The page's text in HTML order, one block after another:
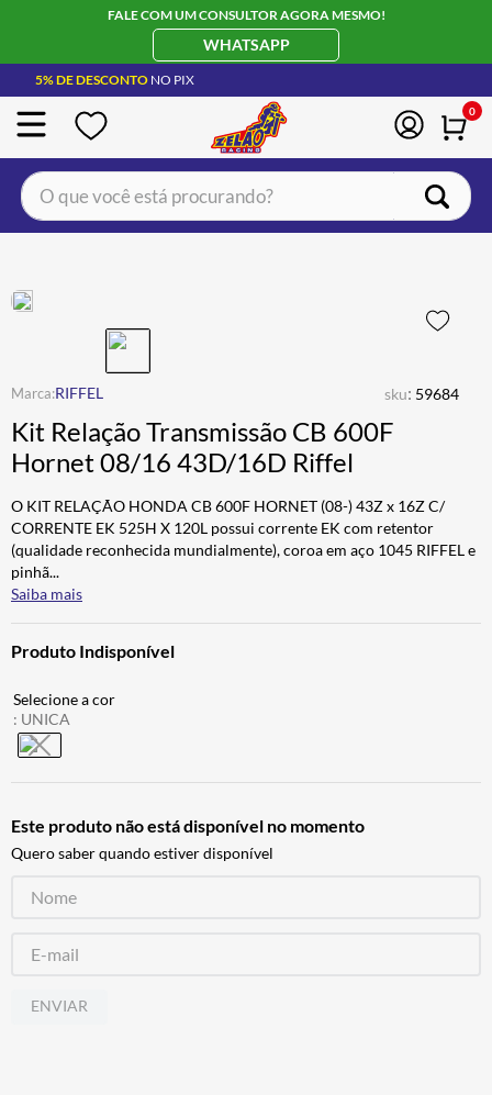
FALE COM UM CONSULTOR AGORA MESMO!
WHATSAPP
5% DE DESCONTO NO PIX
0
O que você está procurando?
RIFFEL sku: 59684
Kit Relação Transmissão CB 600F
Hornet 08/16 43D/16D Riffel
O KIT RELAÇÃO HONDA CB 600F HORNET (08-) 43Z x 16Z C/
CORRENTE EK 525H X 120L possui corrente EK com retentor
(qualidade reconhecida mundialmente), coroa em aço 1045 RIFFEL e
pinhã...
Saiba mais
Produto Indisponível
: UNICA
Este produto não está disponível no momento
Quero saber quando estiver disponível
ENVIAR
JAQUETA
4º ÓCULOS SOLAR
º LUVA
6 º BAU
7 º ALPINESTAR
8º AIROH
10º BOTAS